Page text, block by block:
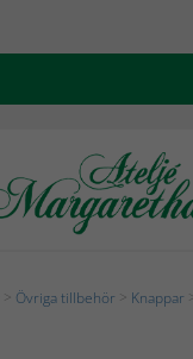
Övriga tillbehör Knappar